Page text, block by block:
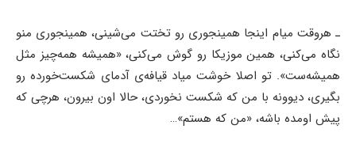
ـ هروقت میام اینجا همینجوری رو تختت می‌شینی، همینجوری منو
نگاه می‌کنی، همین موزیکا رو گوش می‌کنی، «همیشه همه‌چیز مثل
همیشه‌ست». تو اصلا خوشت میاد قیافه‌ی آدمای شکست‌خورده رو
بگیری،‌ دیوونه با من که شکست نخوردی، حالا اون بیرون، هرچی که
پیش اومده باشه، «من که هستم»…